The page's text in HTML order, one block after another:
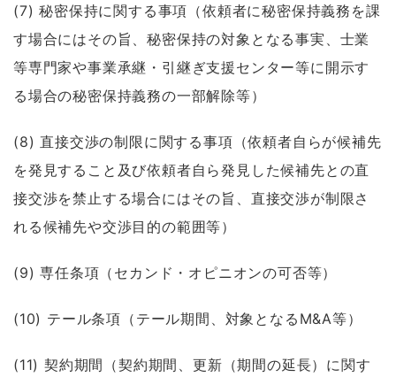
(7) 秘密保持に関する事項（依頼者に秘密保持義務を課
す場合にはその旨、秘密保持の対象となる事実、士業
等専門家や事業承継・引継ぎ支援センター等に開示す
る場合の秘密保持義務の一部解除等）
(8) 直接交渉の制限に関する事項（依頼者自らが候補先
を発見すること及び依頼者自ら発見した候補先との直
接交渉を禁止する場合にはその旨、直接交渉が制限さ
れる候補先や交渉目的の範囲等）
(9) 専任条項（セカンド・オピニオンの可否等）
(10) テール条項（テール期間、対象となるM&A等）
(11) 契約期間（契約期間、更新（期間の延長）に関す